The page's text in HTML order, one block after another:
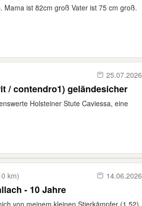
Mama ist 82cm groß Vater ist 75 cm groß.
25.07.2026
/ contendro1) geländesicher
Holsteiner Stute Caviessa, eine
km) 14.06.2026
- 10 Jahre
von meinem kleinen Stierkämpfer (1,52)